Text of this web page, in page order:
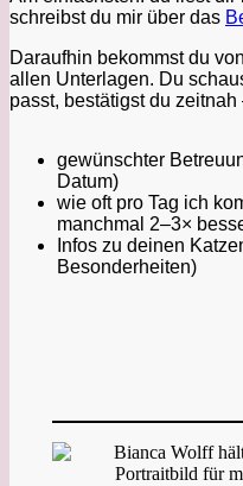
schreibst du mir über das
Daraufhin bekommst du
allen Unterlagen. Du
passt, bestätigst du
gewünschter
Datum)
wie oft pro Tag ich
manchmal 2–3×
Infos zu deinen
Besonderheiten)